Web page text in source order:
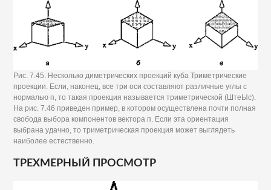
Рис. 7.45. Несколько диметрических проекций куба Триметрические
проекции. Если, наконец, все три оси составляют различные углы с
нормалью п, то такая проекция называется триметрической (ШтеЫс).
На рис. 7.46 приведен пример, в котором осуществлена почти полная
свобода выбора компонентов вектора п. Если эта ориентация
выбрана удачно, то триметрическая проекция может выглядеть
наиболее естественно.
ТРЕХМЕРНЫЙ ПРОСМОТР